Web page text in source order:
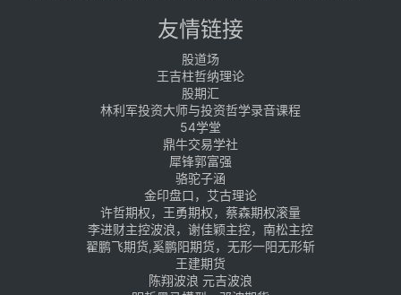
友情链接
股道场
王吉柱哲纳理论
股期汇
林利军投资大师与投资哲学录音课程
54学堂
鼎牛交易学社
犀锋郭富强
骆驼子涵
金印盘口，艾古理论
许哲期权，王勇期权，蔡森期权滚量
李进财主控波浪，谢佳颖主控，南松主控
翟鹏飞期货,奚鹏阳期货，无形一阳无形斩
王建期货
陈翔波浪 元吉波浪